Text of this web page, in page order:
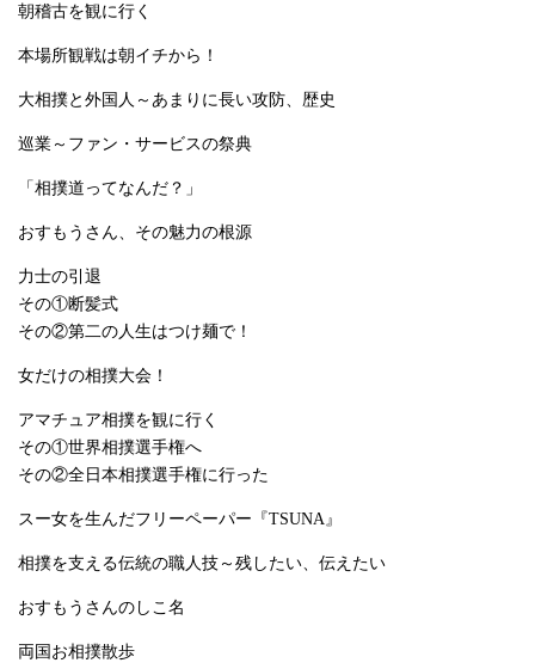
朝稽古を観に行く
本場所観戦は朝イチから！
大相撲と外国人～あまりに長い攻防、歴史
巡業～ファン・サービスの祭典
「相撲道ってなんだ？」
おすもうさん、その魅力の根源
力士の引退
その①断髪式
その②第二の人生はつけ麺で！
女だけの相撲大会！
アマチュア相撲を観に行く
その①世界相撲選手権へ
その②全日本相撲選手権に行った
スー女を生んだフリーペーパー『TSUNA』
相撲を支える伝統の職人技～残したい、伝えたい
おすもうさんのしこ名
両国お相撲散歩